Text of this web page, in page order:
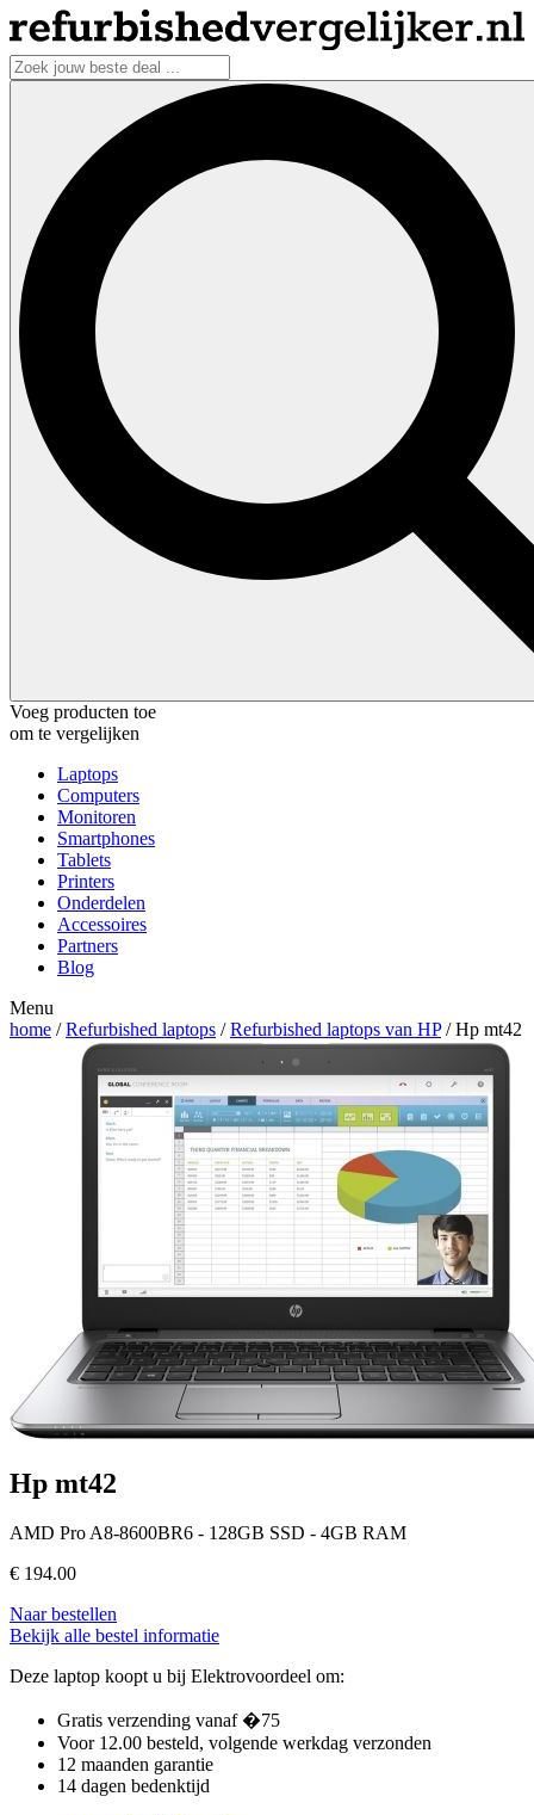
Voeg producten toe
om te vergelijken
Laptops
Computers
Monitoren
Smartphones
Tablets
Printers
Onderdelen
Accessoires
Partners
Blog
Menu
home /Refurbished laptops /Refurbished laptops van HP/ Hp mt42
Hp mt42
AMD Pro A8-8600BR6 - 128GB SSD - 4GB RAM
€ 194.00
Naar bestellen
Bekijk alle bestel informatie
Deze laptop koopt u bij Elektrovoordeel om:
Gratis verzending vanaf �75
Voor 12.00 besteld, volgende werkdag verzonden
12 maanden garantie
14 dagen bedenktijd